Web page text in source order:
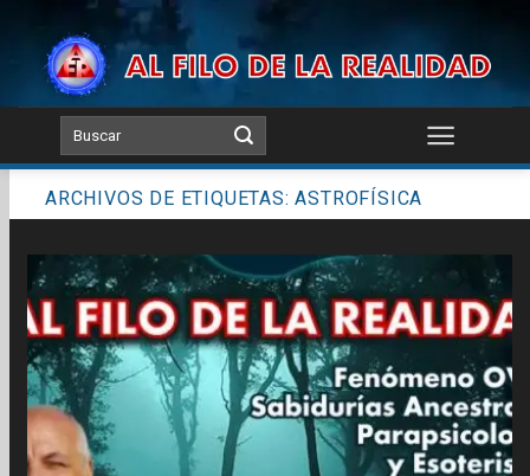
content
ARCHIVOS DE ETIQUETAS:ASTROFÍSICA